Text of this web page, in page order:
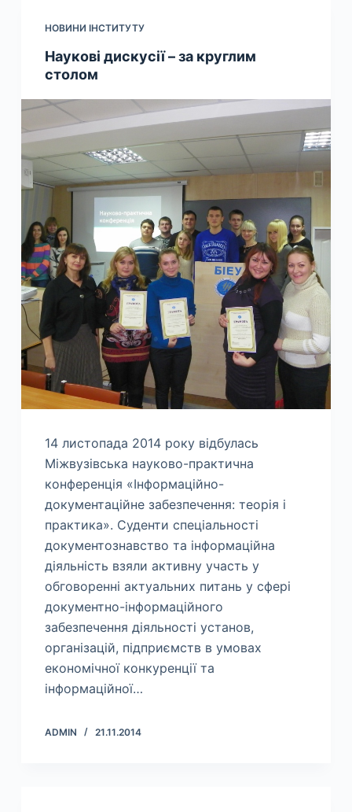
НОВИНИ ІНСТИТУТУ
Наукові дискусії – за круглим
столом
14 листопада 2014 року відбулась
Міжвузівська науково-практична
конференція «Інформаційно-
документаційне забезпечення: теорія і
практика». Суденти спеціальності
документознавство та інформаційна
діяльність взяли активну участь у
обговоренні актуальних питань у сфері
документно-інформаційного
забезпечення діяльності установ,
організацій, підприємств в умовах
економічної конкуренції та
інформаційної…
ADMIN 21.11.2014